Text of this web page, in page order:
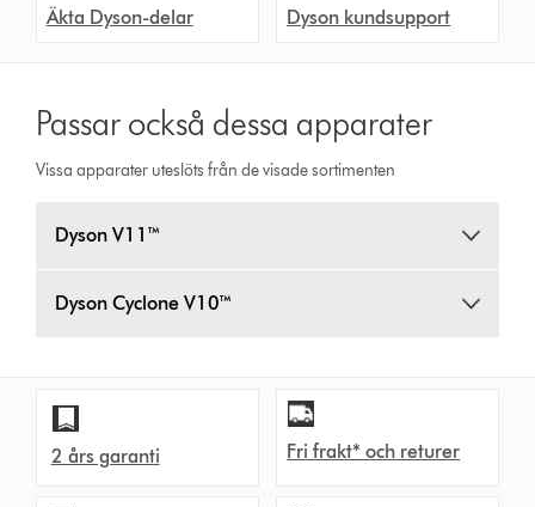
Äkta Dyson-delar Dyson kundsupport
Passar också dessa apparater
Vissa apparater uteslöts från de visade sortimenten
Dyson V11™
Dyson Cyclone V10™
2 års garanti Fri frakt* och returer